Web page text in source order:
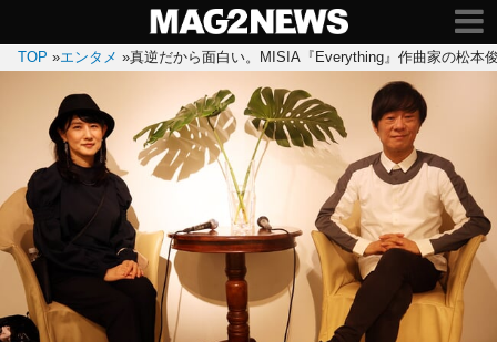
TOP »エンタメ »真逆だから面白い。MISIA『Everything』作曲家の松本